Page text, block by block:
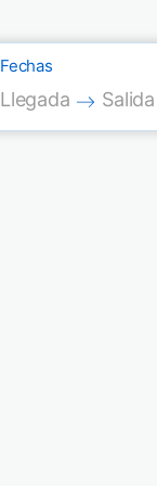
Fechas
Press the down
Llegada Salida